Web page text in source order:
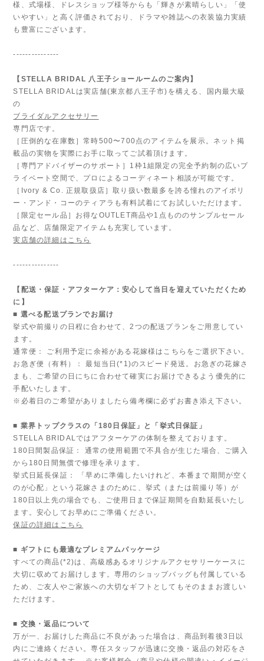
様、式場様、ドレスショップ様等からも「輝きが素晴らしい」「使
いやすい」と高く評価されており、ドラマや雑誌への衣装協力実績
も豊富にございます。
---------------
【STELLA BRIDAL 八王子ショールームのご案内】
STELLA BRIDALは実店舗(東京都八王子市)を構える、国内最大級
の
ブライダルアクセサリー
専門店です。
［圧倒的な在庫数］常時500〜700点のアイテムを展示。ネット掲
載品の実物を実際にお手に取ってご試着頂けます。
［専門アドバイザーのサポート］1枠1組限定の完全予約制の広いプ
ライベート空間で、プロによるコーディネート相談が可能です。
［Ivory & Co. 正規取扱店］取り扱い数最多を誇る憧れのアイボリ
ー・アンド・コーのティアラも有料試着にてお試しいただけます。
［限定セール品］お得なOUTLET商品や1点もののサンプルセール
品など、店舗限定アイテムも充実しています。
実店舗の詳細はこちら
---------------
【配送・保証・アフターケア：安心して当日を迎えていただくため
に】
■ 選べる配送プランでお届け
挙式や前撮りの日程に合わせて、2つの配送プランをご用意してい
ます。
通常便： ご利用予定に余裕がある花嫁様はこちらをご選択下さい。
お急ぎ便（有料）： 最短当日(*1)のスピード発送。お急ぎの花嫁さ
まも、ご希望の日にちに合わせて確実にお届けできるよう優先的に
手配いたします。
※必着日のご希望がありましたら備考欄に必ずお書き添え下さい。
■ 業界トップクラスの「180日保証」と「挙式日保証」
STELLA BRIDALではアフターケアの体制を整えております。
180日間製品保証： 通常の使用範囲で不具合が生じた場合、ご購入
から180日間無償で修理を承ります。
挙式日延長保証： 「早めに準備したいけれど、本番まで期間が空く
のが心配」という花嫁さまのために、挙式（または前撮り等）が
180日以上先の場合でも、ご使用日まで保証期間を自動延長いたし
ます。安心してお早めにご準備ください。
保証の詳細はこちら
■ ギフトにも最適なプレミアムパッケージ
すべての商品(*2)は、高級感あるオリジナルアクセサリーケースに
大切に収めてお届けします。専用のショップバッグも付属している
ため、ご友人やご家族への大切なギフトとしてもそのままお渡しい
ただけます。
■ 交換・返品について
万が一、お届けした商品に不良があった場合は、商品到着後3日以
内にご連絡ください。専任スタッフが迅速に交換・返品の対応をさ